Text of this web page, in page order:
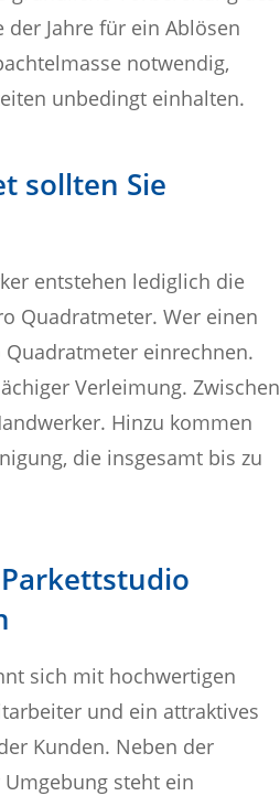
Jahre für ein Ablösen
notwendig,
unbedingt einhalten.
sollten Sie
entstehen lediglich die
Quadratmeter. Wer einen
einrechnen.
Verleimung. Zwischen
Hinzu kommen
die insgesamt bis zu
sich mit hochwertigen
und ein attraktives
Kunden. Neben der
steht ein